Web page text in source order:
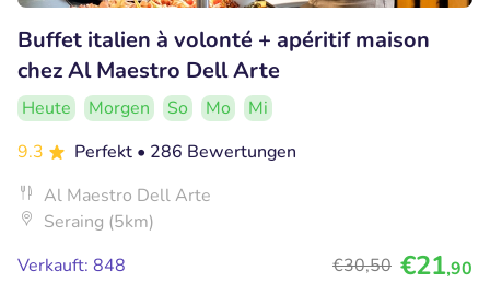
Buffet italien à volonté + apéritif maison
chez Al Maestro Dell Arte
Heute Morgen So Mo
Mi
9.3
Perfekt • 286 Bewertungen
Al Maestro Dell Arte
Seraing (5km)
Verkauft: 848
€30,50 €21,90